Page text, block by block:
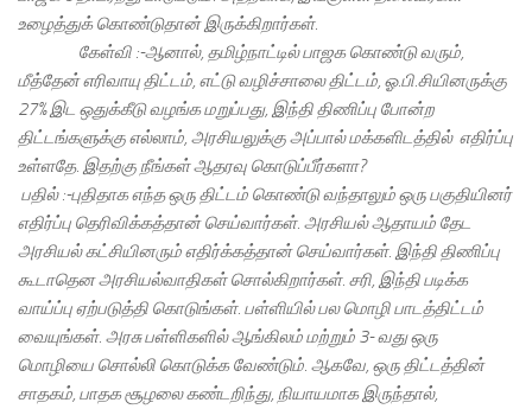
உழைத்துக் கொண்டுதான் இருக்கிறார்கள்.
கேள்வி :-ஆனால், தமிழ்நாட்டில் பாஜக கொண்டு வரும்,
மீத்தேன் எரிவாயு திட்டம், எட்டு வழிச்சாலை திட்டம், ஓ.பி.சியினருக்கு
27% இட ஒதுக்கீடு வழங்க மறுப்பது, இந்தி திணிப்பு போன்ற
திட்டங்களுக்கு எல்லாம், அரசியலுக்கு அப்பால் மக்களிடத்தில் எதிர்ப்பு
உள்ளதே. இதற்கு நீங்கள் ஆதரவு கொடுப்பீர்களா?
பதில் :-புதிதாக எந்த ஒரு திட்டம் கொண்டு வந்தாலும் ஒரு பகுதியினர்
எதிர்ப்பு தெரிவிக்கத்தான் செய்வார்கள். அரசியல் ஆதாயம் தேட
அரசியல் கட்சியினரும் எதிர்க்கத்தான் செய்வார்கள். இந்தி திணிப்பு
கூடாதென அரசியல்வாதிகள் சொல்கிறார்கள். சரி, இந்தி படிக்க
வாய்ப்பு ஏற்படுத்தி கொடுங்கள். பள்ளியில் பல மொழி பாடத்திட்டம்
வையுங்கள். அரசு பள்ளிகளில் ஆங்கிலம் மற்றும் 3- வது ஒரு
மொழியை சொல்லி கொடுக்க வேண்டும். ஆகவே, ஒரு திட்டத்தின்
சாதகம், பாதக சூழலை கண்டறிந்து, நியாயமாக இருந்தால்,